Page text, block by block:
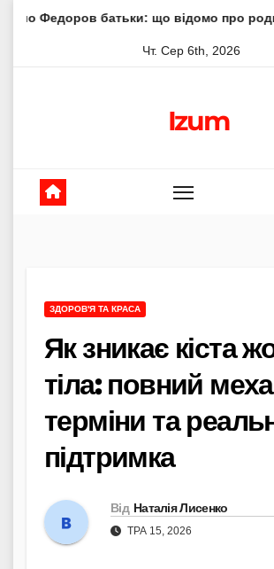
батьки: що відомо про родину
Чт. Сер 6th, 2026
Izum
ЗДОРОВ'Я ТА КРАСА
Як зникає кіста
тіла: повний
терміни та
підтримка
Від Наталія Лисенко
ТРА 15, 2026